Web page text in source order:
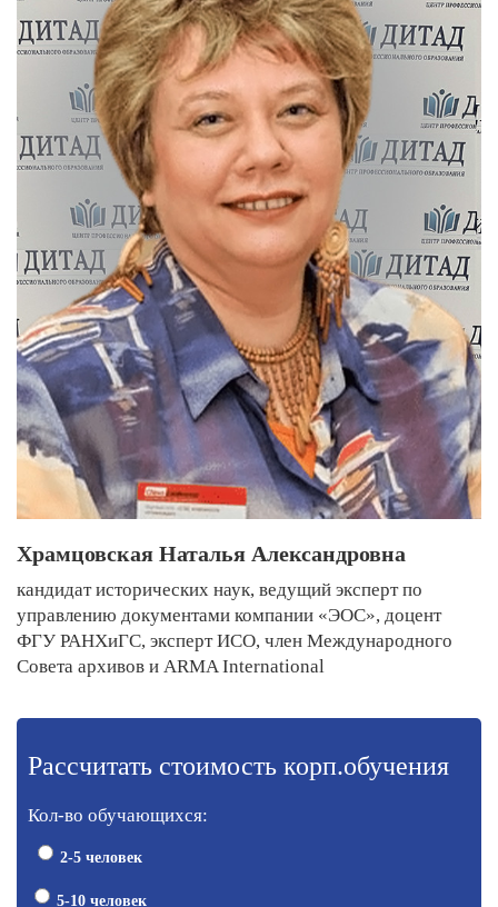
Храмцовская Наталья Александровна
кандидат исторических наук, ведущий эксперт по
управлению документами компании «ЭОС», доцент
ФГУ РАНХиГС, эксперт ИСО, член Международного
Совета архивов и ARMA International
Рассчитать стоимость корп.обучения
Кол-во обучающихся:
2-5 человек
5-10 человек